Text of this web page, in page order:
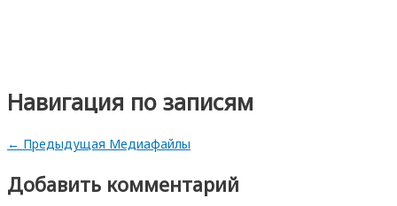
Навигация по записям
← Предыдущая Медиафайлы
Добавить комментарий